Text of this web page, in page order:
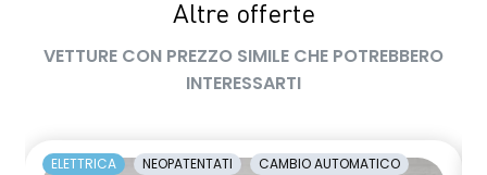
retrovisori esterni neri
retrovisori esterni richiudibili elettricamente
titanio con imp. blu Alpine
Altre offerte
VETTURE CON PREZZO SIMILE CHE POTREBBERO
INTERESSARTI
ELETTRICA NEOPATENTATI CAMBIO AUTOMATICO